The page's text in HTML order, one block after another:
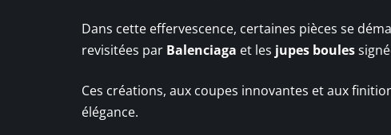
Dans cette effervescence, certaines pièces se
revisitées par Balenciaga et les jupes boules
Ces créations, aux coupes innovantes et aux
élégance.